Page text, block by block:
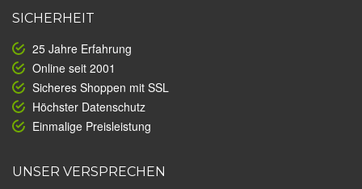
SICHERHEIT
25 Jahre Erfahrung
Online seit 2001
Sicheres Shoppen mit SSL
Höchster Datenschutz
Einmalige Preisleistung
UNSER VERSPRECHEN